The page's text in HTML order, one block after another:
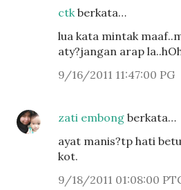
ctkberkata…
lua kata mintak
aty?jangan arap
9/16/2011 11:47:00 PG
zati embong berkata…
ayat manis?tp hati
kot.
9/18/2011 01:08:00